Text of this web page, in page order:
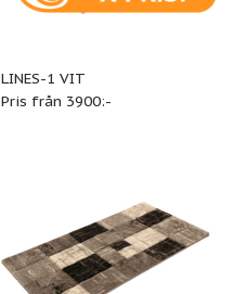
LINES-1 VIT
Pris från 3900:-